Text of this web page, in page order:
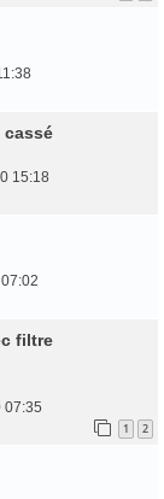
cassé
15:18
filtre
07:35
1 2